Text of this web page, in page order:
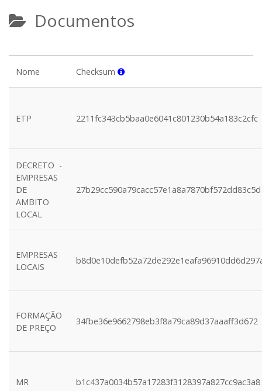
Documentos
Nome Checksum
ETP 2211fc343cb5baa0e6041c801230b54a183c2cfc
DECRETO -
EMPRESAS
DE
AMBITO
LOCAL
27b29cc590a79cacc57e1a8a7870bf572dd83c5d
EMPRESAS
LOCAIS
FORMAÇÃO
DE PREÇO
34fbe36e9662798eb3f8a79ca89d37aaaff3d672
MR b1c437a0034b57a17283f3128397a827cc9ac3a8